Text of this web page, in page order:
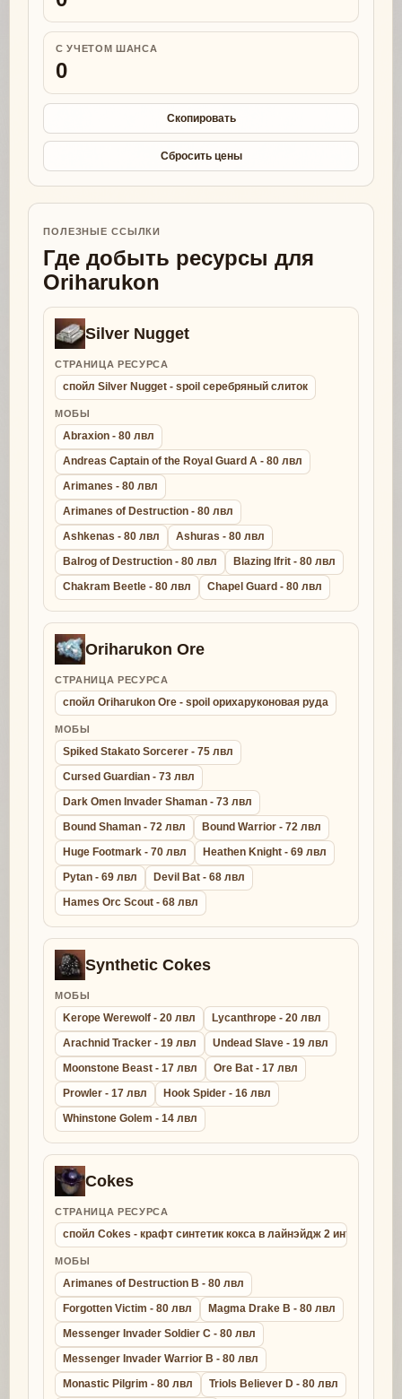
С УЧЕТОМ ШАНСА
0
Скопировать
Сбросить цены
ПОЛЕЗНЫЕ ССЫЛКИ
Где добыть ресурсы для
Oriharukon
Silver Nugget
СТРАНИЦА РЕСУРСА
спойл Silver Nugget - spoil серебряный слиток
МОБЫ
Abraxion - 80 лвл
Andreas Captain of the Royal Guard A - 80 лвл
Arimanes - 80 лвл
Arimanes of Destruction - 80 лвл
Ashkenas - 80 лвл
Ashuras - 80 лвл
Balrog of Destruction - 80 лвл
Blazing Ifrit - 80 лвл
Chakram Beetle - 80 лвл
Chapel Guard - 80 лвл
Oriharukon Ore
СТРАНИЦА РЕСУРСА
спойл Oriharukon Ore - spoil орихаруконовая руда
МОБЫ
Spiked Stakato Sorcerer - 75 лвл
Cursed Guardian - 73 лвл
Dark Omen Invader Shaman - 73 лвл
Bound Shaman - 72 лвл
Bound Warrior - 72 лвл
Huge Footmark - 70 лвл
Heathen Knight - 69 лвл
Pytan - 69 лвл
Devil Bat - 68 лвл
Hames Orc Scout - 68 лвл
Synthetic Cokes
МОБЫ
Kerope Werewolf - 20 лвл
Lycanthrope - 20 лвл
Arachnid Tracker - 19 лвл
Undead Slave - 19 лвл
Moonstone Beast - 17 лвл
Ore Bat - 17 лвл
Prowler - 17 лвл
Hook Spider - 16 лвл
Whinstone Golem - 14 лвл
Cokes
СТРАНИЦА РЕСУРСА
спойл Cokes - крафт синтетик кокса в лайнэйдж 2 интерлюд
МОБЫ
Arimanes of Destruction B - 80 лвл
Forgotten Victim - 80 лвл
Magma Drake B - 80 лвл
Messenger Invader Soldier C - 80 лвл
Messenger Invader Warrior B - 80 лвл
Monastic Pilgrim - 80 лвл
Triols Believer D - 80 лвл